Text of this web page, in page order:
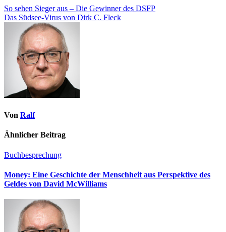
So sehen Sieger aus – Die Gewinner des DSFP
Das Südsee-Virus von Dirk C. Fleck
Von Ralf
Ähnlicher Beitrag
Buchbesprechung
Money: Eine Geschichte der Menschheit aus Perspektive des
Geldes von David McWilliams